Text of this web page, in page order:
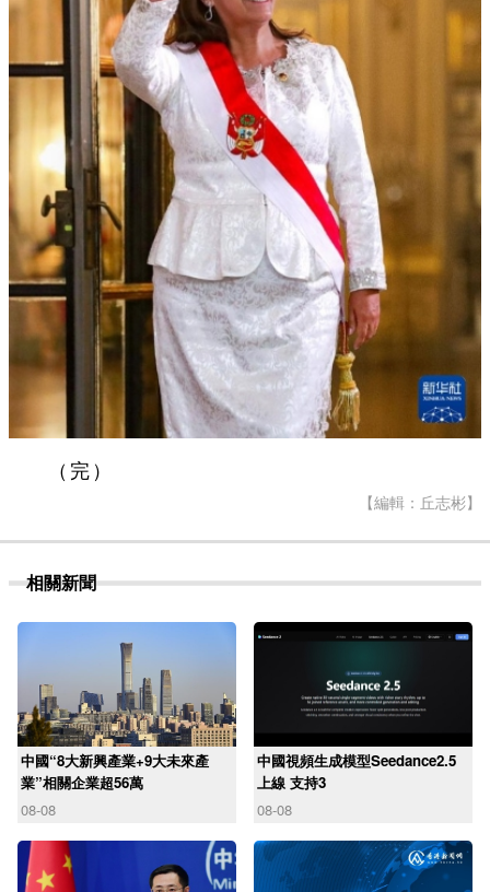
（完）
【編輯：丘志彬】
相關新聞
中國“8大新興產業+9大未來產
業”相關企業超56萬
08-08
中國視頻生成模型Seedance2.5
上線 支持3
08-08